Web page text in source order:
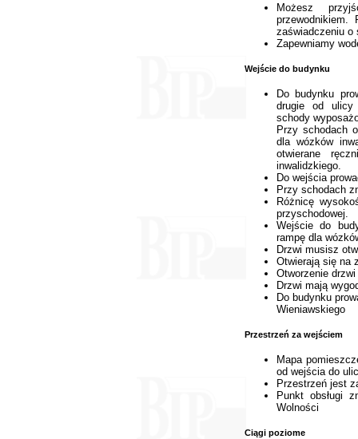
Możesz
zaświadczeniu o
Zapewniamy
Wejście do budynku
Do budynku
drugie od ulicy
schody
Przy schodach
dla wózków
otwierane
inwalidzkiego.
Do wejścia
Przy schodach
Różnicę
przyschodowej.
Wejście do
rampę dla
Drzwi musisz
Otwierają się na
Otworzenie
Drzwi mają
Do budynku
Wieniawskiego
Przestrzeń za wejściem
Mapa
od wejścia do
Przestrzeń jest
Punkt obsługi
Wolności
Ciągi poziome